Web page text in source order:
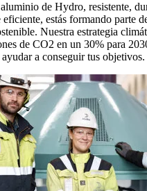
de Hydro, resistente,
estás formando parte
Nuestra estrategia
de CO2 en un 30% para
a conseguir tus objetivos.